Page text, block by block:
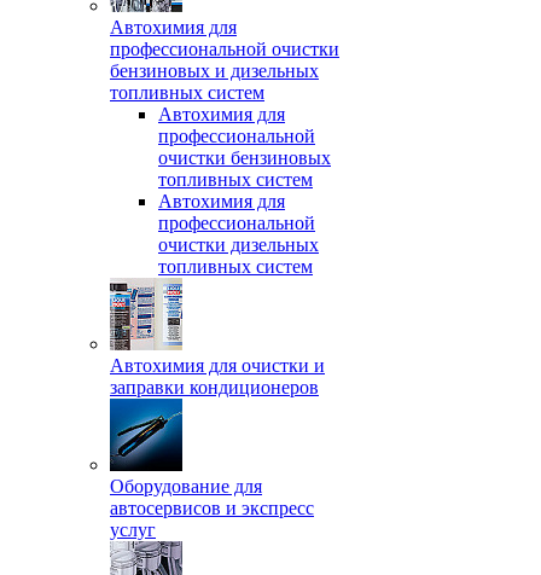
Автохимия для
профессиональной очистки
бензиновых и дизельных
топливных систем
Автохимия для
профессиональной
очистки бензиновых
топливных систем
Автохимия для
профессиональной
очистки дизельных
топливных систем
Автохимия для очистки и
заправки кондиционеров
Оборудование для
автосервисов и экспресс
услуг